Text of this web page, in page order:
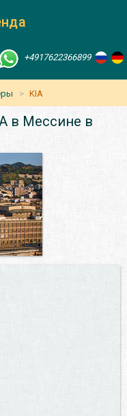
+4917622366899
KIA
в Мессине в